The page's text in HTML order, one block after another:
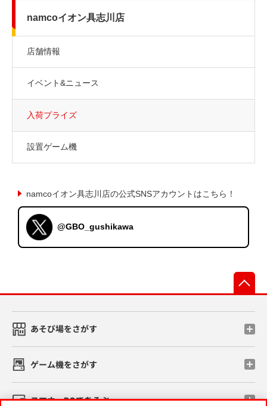
namcoイオン具志川店
店舗情報
イベント&ニュース
入荷プライズ
設置ゲーム機
namcoイオン具志川店の公式SNSアカウントはこちら！
@GBO_gushikawa
あそび場をさがす
ゲーム機をさがす
スマホ・PCであそぶ